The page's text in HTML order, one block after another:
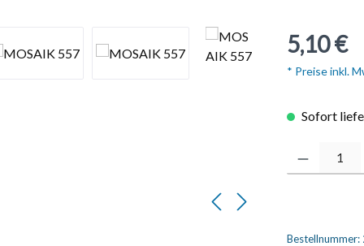
5,10 €
* Preise inkl.
Sofort
Bestellnummer: